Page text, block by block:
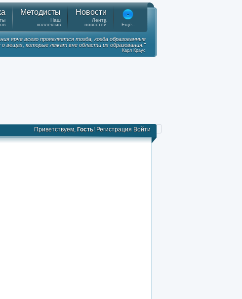
Методисты
Наш
коллектив
Новости
Лента
новостей
Ещё..
ярче всего проявляется тогда, когда образованные
вещах, которые лежат вне области их образования."
Карл Краус
Приветствуем, Гость! Регистрация Войти